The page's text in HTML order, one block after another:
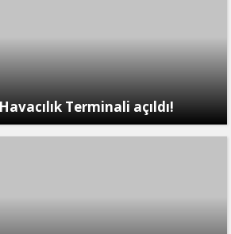
Terminali açıldı!